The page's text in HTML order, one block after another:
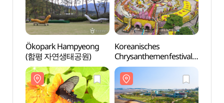
Ökopark Hampyeong
(함평 자연생태공원)
Koreanisches
Chrysanthemenfestival
(대한민국 국향대전)